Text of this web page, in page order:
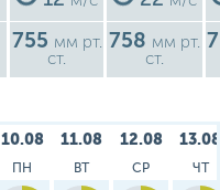
755 мм рт.
ст.
758 мм рт.
ст.
10.08
ПН
11.08
ВТ
12.08
СР
13.08
ЧТ